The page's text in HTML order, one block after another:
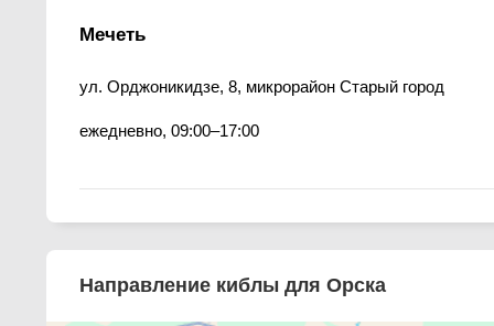
Мечеть
ул. Орджоникидзе, 8, микрорайон Старый город
ежедневно, 09:00–17:00
Направление киблы для Орска